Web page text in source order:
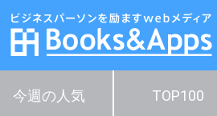
今週の人気 TOP100